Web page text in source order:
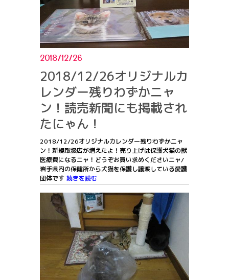
2018/12/26
2018/12/26オリジナルカ
レンダー残りわずかニャ
ン！読売新聞にも掲載され
たにゃん！
2018/12/26オリジナルカレンダー残りわずかニャ
ン！新規取扱店が増えたよ！売り上げは保護犬猫の獣
医療費になるニャ！どうぞお買い求めくださいニャ/
岩手県内の保健所から犬猫を保護し譲渡している愛護
団体です 続きを読む